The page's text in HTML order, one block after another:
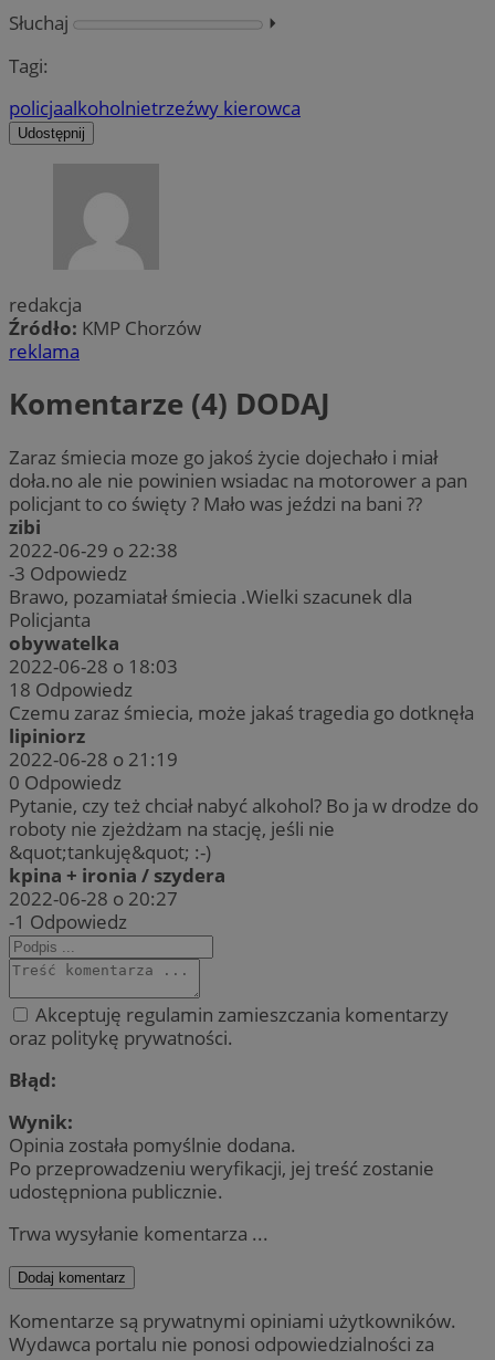
Słuchaj
⏵︎
Tagi:
policjaalkoholnietrzeźwy kierowca
Udostępnij
redakcja
Źródło: KMP Chorzów
reklama
Komentarze (4) DODAJ
Zaraz śmiecia moze go jakoś życie dojechało i miał
doła.no ale nie powinien wsiadac na motorower a pan
policjant to co święty ? Mało was jeździ na bani ??
zibi
2022-06-29 o 22:38
-3 Odpowiedz
Brawo, pozamiatał śmiecia .Wielki szacunek dla
Policjanta
obywatelka
2022-06-28 o 18:03
18 Odpowiedz
Czemu zaraz śmiecia, może jakaś tragedia go dotknęła
lipiniorz
2022-06-28 o 21:19
0 Odpowiedz
Pytanie, czy też chciał nabyć alkohol? Bo ja w drodze do
roboty nie zjeżdżam na stację, jeśli nie
&quot;tankuję&quot; :-)
kpina + ironia / szydera
2022-06-28 o 20:27
-1 Odpowiedz
Akceptuję regulamin zamieszczania komentarzy
oraz politykę prywatności.
Błąd:
Wynik:
Opinia została pomyślnie dodana.
Po przeprowadzeniu weryfikacji, jej treść zostanie
udostępniona publicznie.
Trwa wysyłanie komentarza ...
Dodaj komentarz
Komentarze są prywatnymi opiniami użytkowników.
Wydawca portalu nie ponosi odpowiedzialności za